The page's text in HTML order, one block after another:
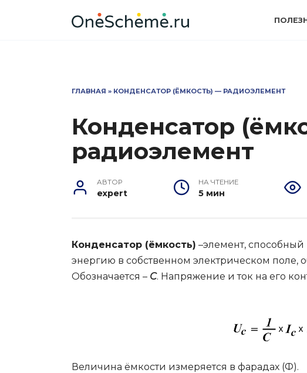
ГЛАВНАЯ » КОНДЕНСАТОР (ЁМКОСТЬ) — РАДИОЭЛЕМЕНТ
Конденсатор
радиоэлемент
АВТОР
expert
НА ЧТЕНИЕ
5 мин
Конденсатор (ёмкость) –элемент,
энергию в собственном электрическом поле,
Обозначается – С. Напряжение и ток на его
Величина ёмкости измеряется в фарадах (Ф).